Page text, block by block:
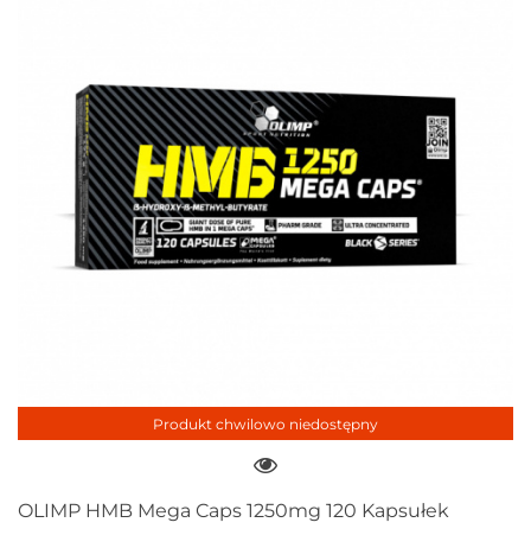
Produkt chwilowo niedostępny
OLIMP HMB Mega Caps 1250mg 120 Kapsułek